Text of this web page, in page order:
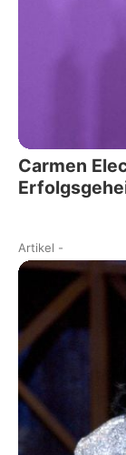
Carmen
Artikel -